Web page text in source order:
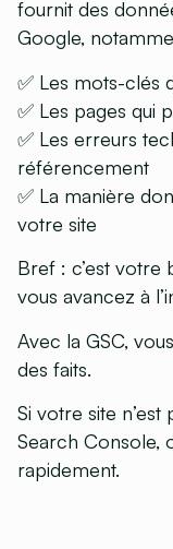
fournit des
Google,
✅ Les mots-clés
✅ Les pages qui
✅ Les erreurs
référencement
✅ La manière
votre site
Bref : c’est votre
vous avancez à
Avec la GSC,
des faits.
Si votre site
Search Console,
rapidement.